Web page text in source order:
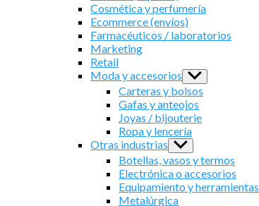
Cosmética y perfumería
Ecommerce (envíos)
Farmacéuticos / laboratorios
Marketing
Retail
Moda y accesorios Show
sub
menu
Carteras y bolsos
Gafas y anteojos
Joyas / bijouterie
Ropa y lencería
Otras industrias Show
sub
menu
Botellas, vasos y termos
Electrónica o accesorios
Equipamiento y herramientas
Metalúrgica